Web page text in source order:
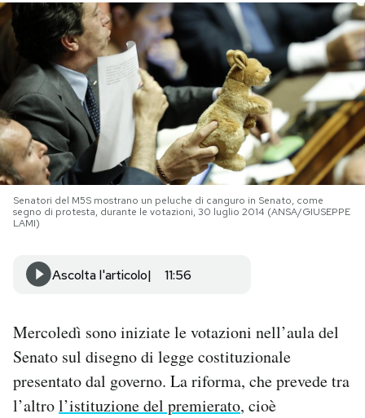
NEWSLETTER
I MIEI PREFERITI
SHOP
CALENDARIO
Notifiche mobile
Regala il Post
Hai bisogno di aiuto?
Esci
Senatori del M5S mostrano un peluche di canguro in Senato, come
segno di protesta, durante le votazioni, 30 luglio 2014 (ANSA/GIUSEPPE
LAMI)
Ascolta l'articolo 11:56
Mercoledì sono iniziate le votazioni nell’aula del
Senato sul disegno di legge costituzionale
presentato dal governo. La riforma, che prevede tra
l’altrol’istituzione del premierato, cioè